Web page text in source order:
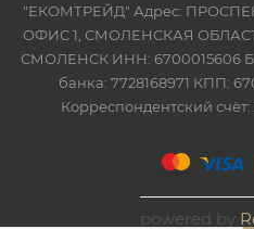
"ЕКОМТРЕЙД" Адрес:
ОФИС 1, СМОЛЕНСКАЯ
СМОЛЕНСК ИНН: 6700015606
банка: 7728168971 КПП:
Корреспондентский
powered by